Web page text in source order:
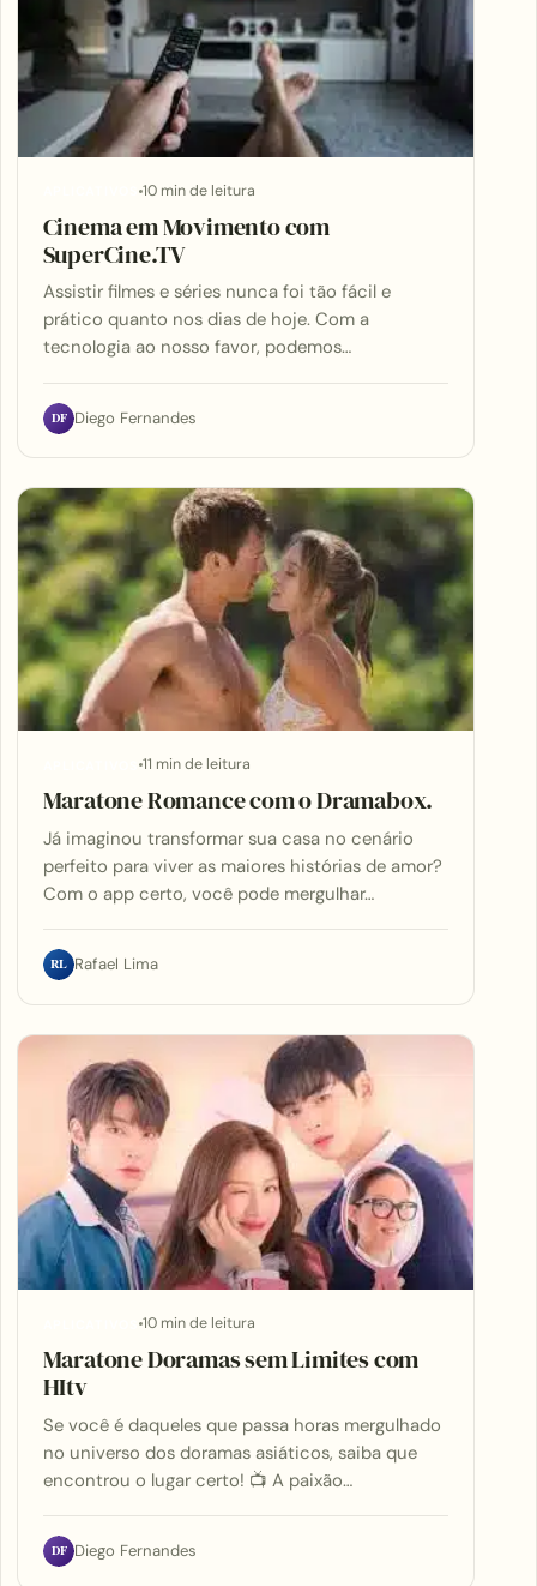
10 min de leitura
Cinema em Movimento com
SuperCine.TV
Assistir filmes e séries nunca foi tão fácil e
prático quanto nos dias de hoje. Com a
tecnologia ao nosso favor, podemos…
DF Diego Fernandes
11 min de leitura
Maratone Romance com o Dramabox.
Já imaginou transformar sua casa no cenário
perfeito para viver as maiores histórias de amor?
Com o app certo, você pode mergulhar…
RL Rafael Lima
10 min de leitura
Maratone Doramas sem Limites com
HItv
Se você é daqueles que passa horas mergulhado
no universo dos doramas asiáticos, saiba que
encontrou o lugar certo! 📺 A paixão…
DF Diego Fernandes